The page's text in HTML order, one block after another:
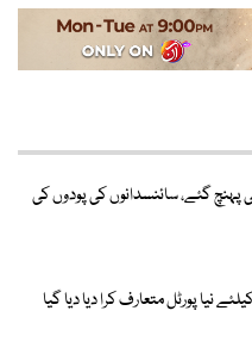
گئے، سائنسدانوں کی پودوں کی
نیا پورٹل متعارف کرا دیا دیا گیا